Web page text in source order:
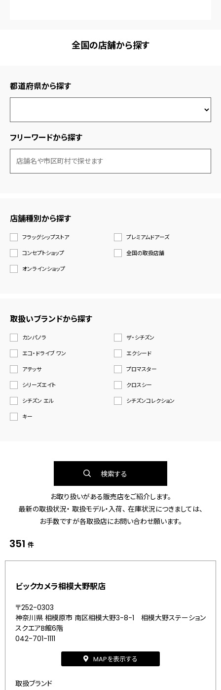
全国の店舗から探す
都道府県から探す
フリーワードから探す
店舗種別から探す
フラッグシップストア
プレミアムドアーズ
コンセプトショップ
全国の取扱店舗
オンラインショップ
取扱いブランドから探す
カンパノラ
ザ・シチズン
エコ・ドライブ ワン
エクシード
アテッサ
プロマスター
シリーズエイト
クロスシー
シチズン エル
シチズンコレクション
キー
検索する
お取り扱いがある販売店をご紹介します。
最新の取扱状況・ 取扱モデル・入荷、 在庫状況につきましては、
お手数ですが各取扱店にお問い合わせ願います。
351 件
ビックカメラ相模大野駅店
〒252-0303
神奈川県 相模原市 南区相模大野3-8-1 相模大野ステーション
スクエアB館6階
042-701-1111
MAPを表示する
取扱ブランド